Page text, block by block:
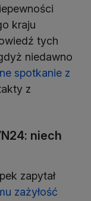
kraju
tych
niedawno
spotkanie z
z
niech
zapytał
zażyłość